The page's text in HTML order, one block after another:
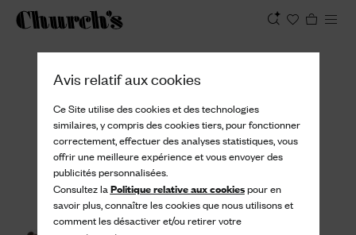
Avis relatif aux cookies
Ce Site utilise des cookies et des technologies
similaires, y compris des cookies tiers, pour fonctionner
correctement, effectuer des analyses statistiques, vous
offrir une meilleure expérience et vous envoyer des
publicités personnalisées.
Consultez la Politique relative aux cookiespour en
savoir plus, connaître les cookies que nous utilisons et
comment les désactiver et/ou retirer votre
Afficher